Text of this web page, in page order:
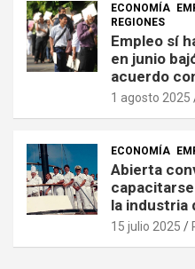
ECONOMÍA
REGIONES
Empleo sí
en junio
acuerdo
1 agosto 2025
ECONOMÍA
Abierta
la industria
15 julio 2025